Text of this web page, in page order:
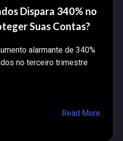
Dispara 340% no
Suas Contas?
alarmante de 340%
no terceiro trimestre
Read More